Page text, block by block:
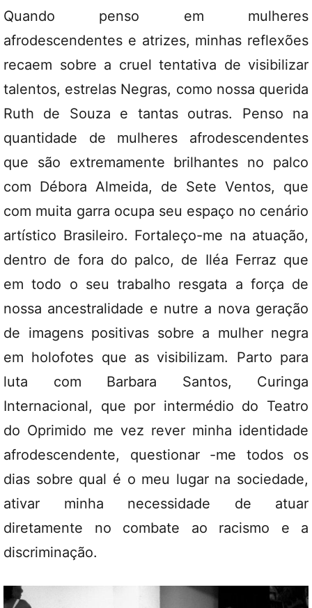
Quando penso em mulheres
afrodescendentes e atrizes, minhas reflexões
recaem sobre a cruel tentativa de visibilizar
talentos, estrelas Negras, como nossa querida
Ruth de Souza e tantas outras. Penso na
quantidade de mulheres afrodescendentes
que são extremamente brilhantes no palco
com Débora Almeida, de Sete Ventos, que
com muita garra ocupa seu espaço no cenário
artístico Brasileiro. Fortaleço-me na atuação,
dentro de fora do palco, de Iléa Ferraz que
em todo o seu trabalho resgata a força de
nossa ancestralidade e nutre a nova geração
de imagens positivas sobre a mulher negra
em holofotes que as visibilizam. Parto para
luta com Barbara Santos, Curinga
Internacional, que por intermédio do Teatro
do Oprimido me vez rever minha identidade
afrodescendente, questionar -me todos os
dias sobre qual é o meu lugar na sociedade,
ativar minha necessidade de atuar
diretamente no combate ao racismo e a
discriminação.